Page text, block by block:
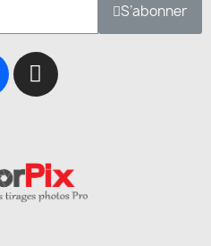
S’abonner